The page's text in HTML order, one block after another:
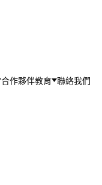
合作夥伴教育 聯絡我們